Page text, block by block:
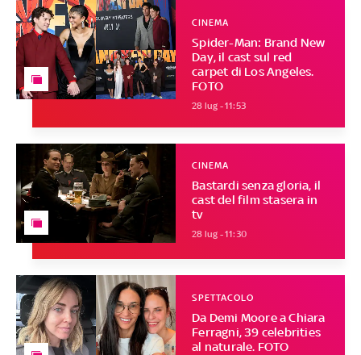
Spider-Man: Brand New
Day, il cast sul red
carpet di Los Angeles.
FOTO
CINEMA
28 lug - 11:53
Bastardi senza gloria, il
cast del film stasera in
tv
CINEMA
28 lug - 11:30
Da Demi Moore a Chiara
Ferragni, 39 celebrities
al naturale. FOTO
SPETTACOLO